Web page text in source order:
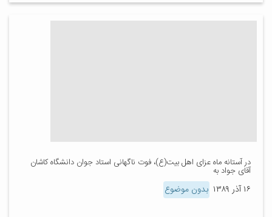
در آستانه ماه عزای اهل بیت(ع)، فوت ناگهانی استاد جوان دانشگاه کاشان
آقای جواد به
۱۶ آذر ۱۳۸۹ بدون موضوع